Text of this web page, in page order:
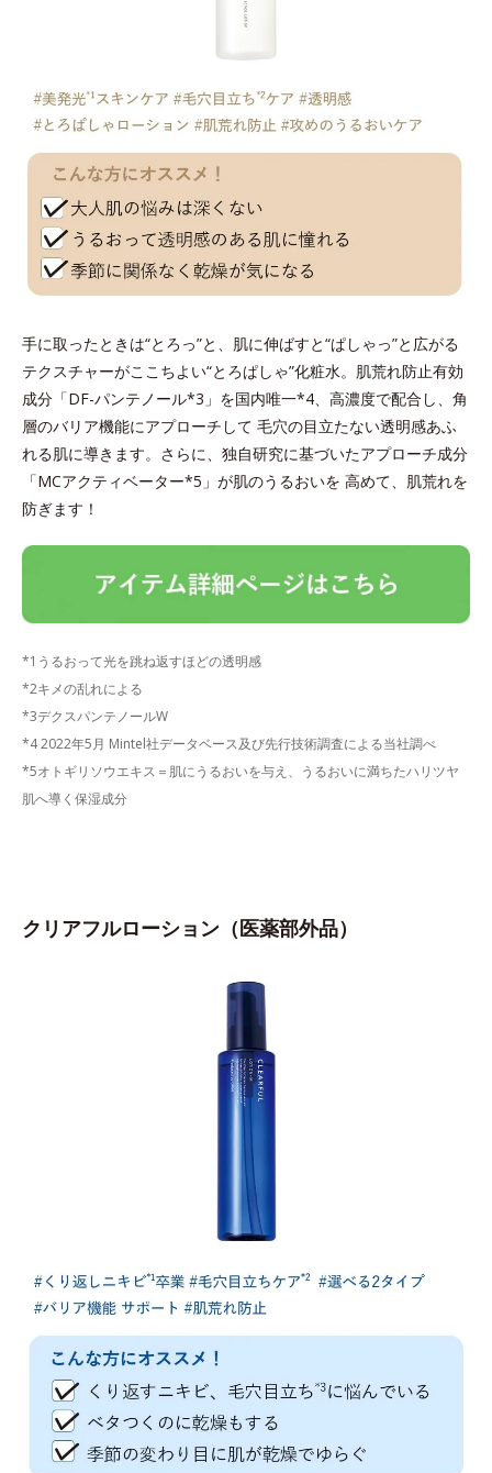
手に取ったときは“とろっ”と、肌に伸ばすと“ぱしゃっ”と広がる
テクスチャーがここちよい“とろぱしゃ”化粧水。肌荒れ防止有効
成分「DF-パンテノール*3」を国内唯一*4、高濃度で配合し、角
層のバリア機能にアプローチして 毛穴の目立たない透明感あふ
れる肌に導きます。さらに、独自研究に基づいたアプローチ成分
「MCアクティベーター*5」が肌のうるおいを 高めて、肌荒れを
防ぎます！
*1うるおって光を跳ね返すほどの透明感
*2キメの乱れによる
*3デクスパンテノールW
*4 2022年5月 Mintel社データベース及び先行技術調査による当社調べ
*5オトギリソウエキス＝肌にうるおいを与え、うるおいに満ちたハリツヤ
肌へ導く保湿成分
クリアフルローション（医薬部外品）